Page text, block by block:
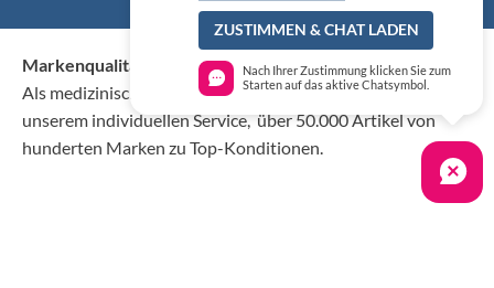
Markenqualität kaufen Sie günstig bei KS Medizintechnik
Als medizinischer Fachgroßhandel bieten wir Ihnen, neben
unserem individuellen Service, über 50.000 Artikel von
hunderten Marken zu Top-Konditionen.
ZUSTIMMEN & CHAT LADEN
Nach Ihrer Zustimmung klicken Sie zum
Starten auf das aktive Chatsymbol.